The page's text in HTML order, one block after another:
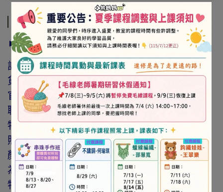
商品介紹
► 注意事項
訂購前請詳閱「線上訂購流程說明」及「退換
貨需知」，謝謝。
官網與門市同步銷售，如遇缺貨會由專人與您
聯繫。
特價商品，會員不再提供折扣優惠。
照片因拍攝光線與螢幕色差而有所差異，實際
顏色與網路呈現略有不同，將以實際出貨商品
為準。
特價品、客訂商品、毛線、緞帶、繩線、零碼